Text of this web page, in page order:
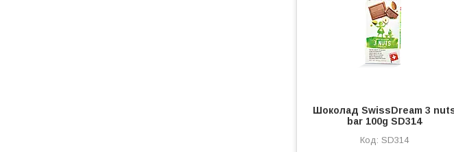
Шоколад SwissDream 3
bar 100g SD314
SD314